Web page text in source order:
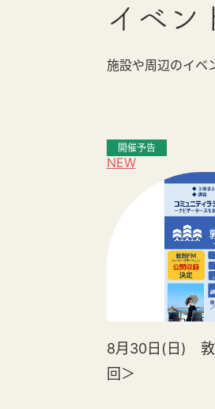
イベン
施設や周辺のイベ
NEW
開催予告
8月30日(日) 敦
回＞